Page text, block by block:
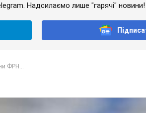
Надсилаємо лише "гарячі" новини!
ФРН...